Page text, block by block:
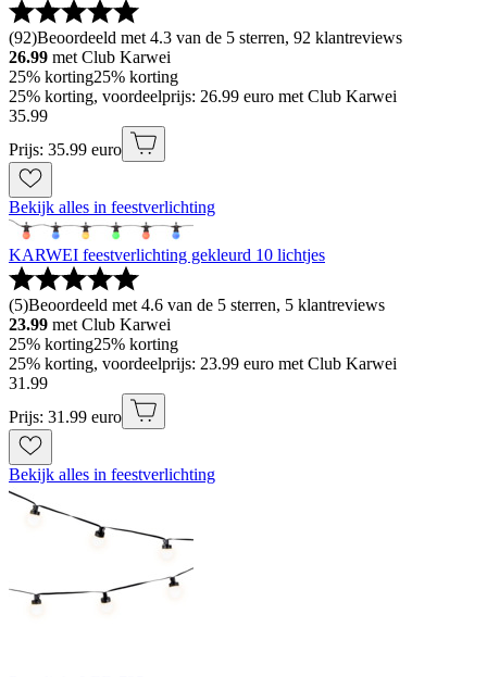
(92)Beoordeeld met 4.3 van de 5 sterren, 92 klantreviews
26.99 met Club Karwei
25% korting25% korting
25% korting, voordeelprijs: 26.99 euro met Club Karwei
35.99
Prijs: 35.99 euro
Bekijk alles in feestverlichting
KARWEI feestverlichting gekleurd 10 lichtjes
(5)Beoordeeld met 4.6 van de 5 sterren, 5 klantreviews
23.99 met Club Karwei
25% korting25% korting
25% korting, voordeelprijs: 23.99 euro met Club Karwei
31 .99
Prijs: 31.99 euro
Bekijk alles in feestverlichting